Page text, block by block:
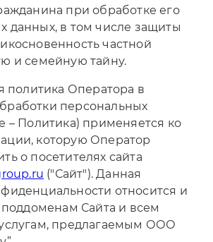
при обработке его
данных, в том числе защиты
частной
и семейную тайну.
политика Оператора в
персональных
– Политика) применяется ко
которую Оператор
о посетителях сайта
("Сайт"). Данная
относится и
поддоменам Сайта и всем
предлагаемым ООО